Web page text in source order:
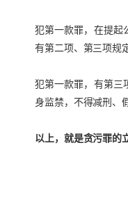
犯第一款罪，在提起
有第二项、第三项规
犯第一款罪，有第三
身监禁，不得减刑、
以上，就是贪污罪的